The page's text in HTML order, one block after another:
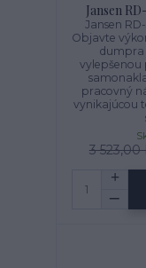
Jansen
Jansen
Objavte
dumpra
vylepšenou
pracovný
vynikajúcou
3 523,00